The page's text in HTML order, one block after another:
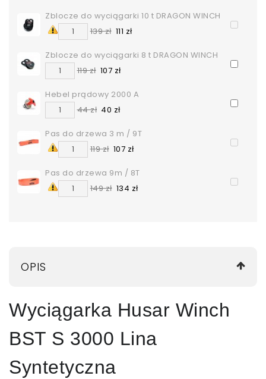
Zblocze do wyciągarki 10 t DRAGON WINCH
139 zł 111 zł
Zblocze do wyciągarki 8 t DRAGON WINCH
119 zł 107 zł
Hebel prądowy 2000 A
44 zł 40 zł
Pas do drzewa 3 m / 9T
119 zł 107 zł
Pas do drzewa 9m / 8T
149 zł 134 zł
OPIS
Wyciągarka Husar Winch
BST S 3000 Lina
Syntetyczna